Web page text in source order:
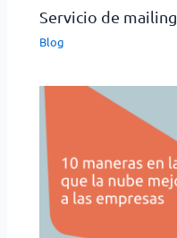
Servicio de mailing
Blog